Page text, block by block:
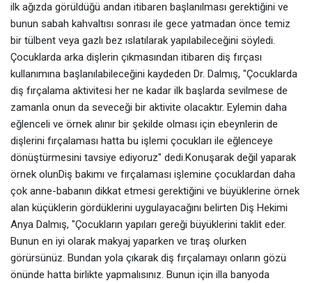
ilk ağızda görüldüğü andan itibaren başlanılması gerektiğini ve
bunun sabah kahvaltısı sonrası ile gece yatmadan önce temiz
bir tülbent veya gazlı bez ıslatılarak yapılabileceğini söyledi.
Çocuklarda arka dişlerin çıkmasından itibaren diş fırçası
kullanımına başlanılabileceğini kaydeden Dr. Dalmış, "Çocuklarda
diş fırçalama aktivitesi her ne kadar ilk başlarda sevilmese de
zamanla onun da seveceği bir aktivite olacaktır. Eylemin daha
eğlenceli ve örnek alınır bir şekilde olması için ebeynlerin de
dişlerini fırçalaması hatta bu işlemi çocukları ile eğlenceye
dönüştürmesini tavsiye ediyoruz" dedi.Konuşarak değil yaparak
örnek olunDiş bakımı ve fırçalaması işlemine çocuklardan daha
çok anne-babanın dikkat etmesi gerektiğini ve büyüklerine örnek
alan küçüklerin gördüklerini uygulayacağını belirten Diş Hekimi
Anya Dalmış, "Çocukların yapıları gereği büyüklerini taklit eder.
Bunun en iyi olarak makyaj yaparken ve tıraş olurken
görürsünüz. Bundan yola çıkarak diş fırçalamayı onların gözü
önünde hatta birlikte yapmalısınız. Bunun için illa banyoda